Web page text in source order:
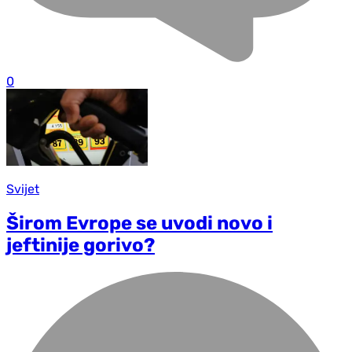
0
Svijet
Širom Evrope se uvodi novo i
jeftinije gorivo?